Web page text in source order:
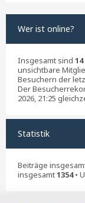
Wer ist online?
Insgesamt sind 14
unsichtbare
Besuchern der
Der
2026, 21:25
Statistik
Beiträge
insgesamt1354•